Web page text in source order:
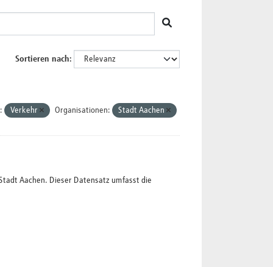
Sortieren nach
Verkehr Organisationen: Stadt Aachen
Aachen. Dieser Datensatz umfasst die